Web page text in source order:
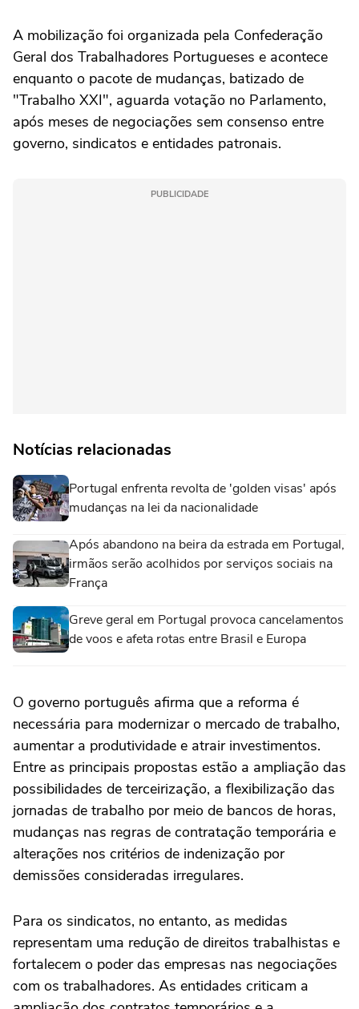
A mobilização foi organizada pela Confederação
Geral dos Trabalhadores Portugueses e acontece
enquanto o pacote de mudanças, batizado de
"Trabalho XXI", aguarda votação no Parlamento,
após meses de negociações sem consenso entre
governo, sindicatos e entidades patronais.
PUBLICIDADE
Notícias relacionadas
Portugal enfrenta revolta de 'golden visas' após
mudanças na lei da nacionalidade
Após abandono na beira da estrada em Portugal,
irmãos serão acolhidos por serviços sociais na
França
Greve geral em Portugal provoca cancelamentos
de voos e afeta rotas entre Brasil e Europa
O governo português afirma que a reforma é
necessária para modernizar o mercado de trabalho,
aumentar a produtividade e atrair investimentos.
Entre as principais propostas estão a ampliação das
possibilidades de terceirização, a flexibilização das
jornadas de trabalho por meio de bancos de horas,
mudanças nas regras de contratação temporária e
alterações nos critérios de indenização por
demissões consideradas irregulares.
Para os sindicatos, no entanto, as medidas
representam uma redução de direitos trabalhistas e
fortalecem o poder das empresas nas negociações
com os trabalhadores. As entidades criticam a